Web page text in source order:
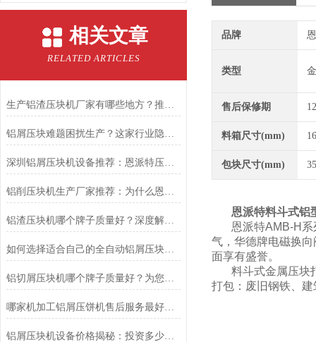
相关文章
RELATED ARTICLES
生产铝渣压块机厂家有哪些地方？推荐恩派特，高效环保更可靠
铝屑压块难题困扰生产？这家行业隐形，如何用“英国基因”破解困局
深圳铝屑压块机设备推荐：恩派特压饼机的性能
铝削压块机生产厂家推荐：为什么恩派特是值得信赖的选择？
铝渣压块机哪个牌子质量好？深度解析：为何恩派特成为行业优选？
如何选择适合自己的全自动铝屑压块机——为什么恩派特是更值得考虑的选择
铝切屑压块机哪个牌子质量好？为您推荐恩派特的几大理由
哪家机加工铝屑压饼机售后服务最好？恩派特用实力诠释“服务至上”
铝屑压块机设备价格揭秘：投资多少？为何恩派特值得选择？
品牌
类型
售后保修期
料箱尺寸(mm)
包块尺寸(mm)
恩派特料斗式铝
恩派特AMB-H
气，华德牌电磁换
面享有盛誉。
料斗式金属压块
打包：废旧钢铁、